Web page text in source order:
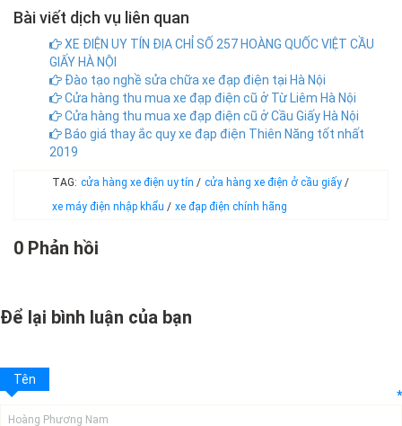
Bài viết dịch vụ liên quan
XE ĐIỆN UY TÍN ĐỊA CHỈ SỐ 257 HOÀNG QUỐC VIỆT CẦU
GIẤY HÀ NỘI
Đào tạo nghề sửa chữa xe đạp điện tại Hà Nội
Cửa hàng thu mua xe đạp điện cũ ở Từ Liêm Hà Nội
Cửa hàng thu mua xe đạp điện cũ ở Cầu Giấy Hà Nội
Báo giá thay ắc quy xe đạp điện Thiên Năng tốt nhất
2019
TAG: cửa hàng xe điện uy tín / cửa hàng xe điện ở cầu giấy /
xe máy điện nhập khẩu / xe đạp điện chính hãng
0 Phản hồi
Để lại bình luận của bạn
Tên
*